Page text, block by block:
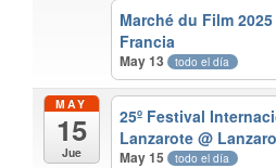
Marché du Film
Francia
May 13 todo el día
MAY
15
Jue
25º Festival
Lanzarote@
May 15 todo el día